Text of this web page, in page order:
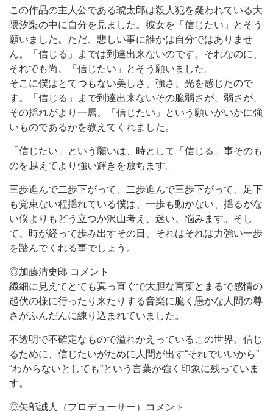
この作品の主人公である琥太郎は殺人犯を疑われている大
隈汐梨の中に自分を見ました。彼女を「信じたい」とそう
願いました。ただ、悲しい事に誰かは自分ではありませ
ん。「信じる」までは到達出来ないのです。それなのに、
それでも尚、「信じたい」とそう願いました。
そこに僕はとてつもない美しさ、強さ、光を感じたので
す。「信じる」まで到達出来ないその脆弱さが、弱さが、
その揺れがより一層、「信じたい」という願いがいかに強
いものであるかを教えてくれました。
「信じたい」という願いは、時として「信じる」事そのも
のを越えてより強い輝きを放ちます。
三歩進んで二歩下がって、二歩進んで三歩下がって、足下
も覚束ない程揺れている僕は、一歩も動かない、揺るがな
い僕よりもどう立つか沢山考え、迷い、悩みます。そし
て、時が経って歩み出すその日、それはそれは力強い一歩
を踏んでくれる事でしょう。
◎加藤清史郎 コメント
繊細に見えてとても真っ直ぐで大胆な言葉とまるで感情の
起伏の様に行ったり来たりする音楽に脆く愚かな人間の尊
さがふんだんに練り込まれていました。
不透明で不確定なもので溢れかえっているこの世界。信じ
るために、信じたいがために人間が出す“それでいいから”
“わからないとしても”という言葉が強く印象に残っていま
す。
◎矢部誠人（プロデューサー）コメント